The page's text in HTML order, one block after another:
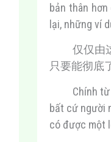
bản thân
lại, những ví
仅仅由
只要能彻底
Chính
bất cứ người
có được một